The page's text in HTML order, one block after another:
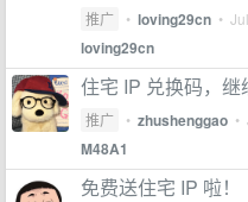
推广 • loving29cn •
loving29cn
住宅 IP 兑换码，
推广 • zhushenggao •
M48A1
免费送住宅 IP 啦！